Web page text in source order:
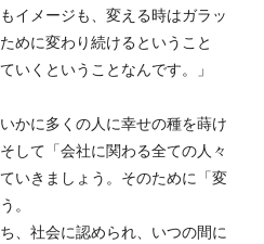
イメージも、変える時はガラッ
めに変わり続けるということ
いくということなんです。」
かに多くの人に幸せの種を蒔け
して「会社に関わる全ての人々
いきましょう。そのために「変
。
、社会に認められ、いつの間に